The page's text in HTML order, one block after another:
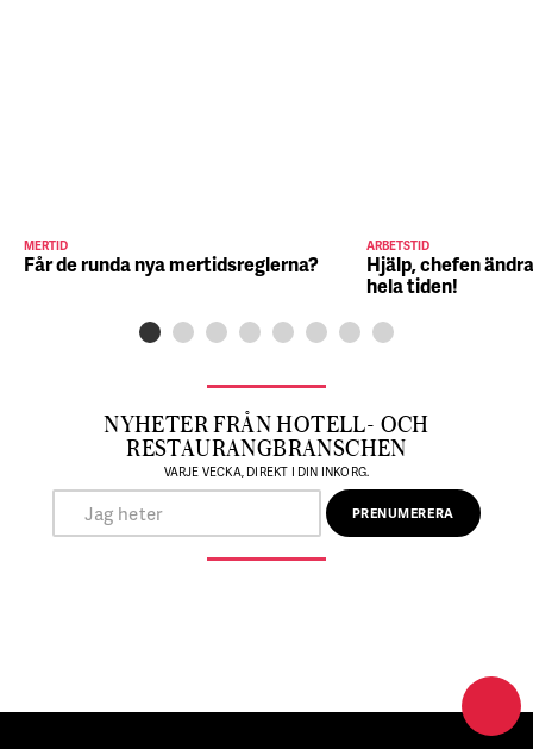
MERTID
Får de runda nya mertidsreglerna?
ARBETSTID
Hjälp, chefen
hela tiden!
NYHETER FRÅN HOTELL- OCH
RESTAURANGBRANSCHEN
VARJE VECKA, DIREKT I DIN INKORG.